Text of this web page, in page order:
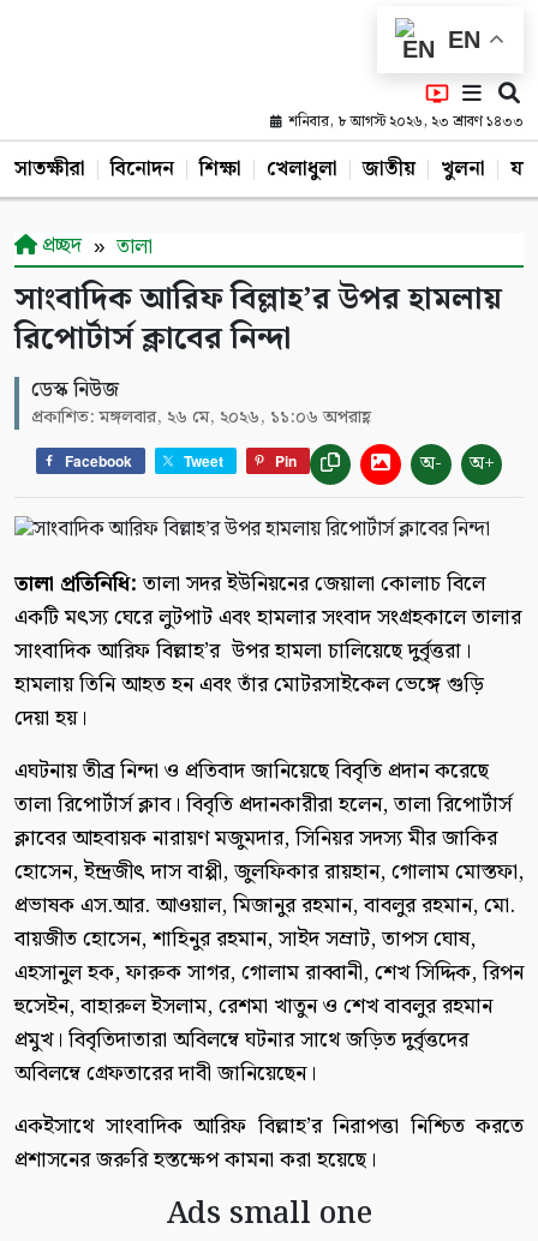
EN
শনিবার, ৮ আগস্ট ২০২৬, ২৩ শ্রাবণ ১৪৩৩
সাতক্ষীরা বিনোদন শিক্ষা খেলাধুলা জাতীয় খুলনা
প্রচ্ছদ তালা
সাংবাদিক আরিফ বিল্লাহ’র উপর হামলায়
রিপোর্টার্স ক্লাবের নিন্দা
ডেস্ক নিউজ
প্রকাশিত: মঙ্গলবার, ২৬ মে, ২০২৬, ১১:০৬ অপরাহ্ণ
Facebook Tweet Pin অ- অ+
তালা প্রতিনিধি:‎তালা সদর ইউনিয়নের জেয়ালা কোলাচ বিলে
একটি মৎস্য ঘেরে লুটপাট এবং হামলার সংবাদ সংগ্রহকালে তালার
সাংবাদিক আরিফ বিল্লাহ’র উপর হামলা চালিয়েছে দুর্বৃত্তরা।
হামলায় তিনি আহত হন এবং তাঁর মোটরসাইকেল ভেঙ্গে গুড়ি
দেয়া হয়।
‎এঘটনায় তীব্র নিন্দা ও প্রতিবাদ জানিয়েছে বিবৃতি প্রদান করেছে
তালা রিপোর্টার্স ক্লাব। বিবৃতি প্রদানকারীরা হলেন, তালা রিপোর্টার্স
ক্লাবের আহবায়ক নারায়ণ মজুমদার, সিনিয়র সদস্য মীর জাকির
হোসেন, ইন্দ্রজীৎ দাস বাপ্পী, জুলফিকার রায়হান, গোলাম মোস্তফা,
প্রভাষক এস.আর. আওয়াল, মিজানুর রহমান, বাবলুর রহমান, মো.
বায়জীত হোসেন, শাহিনুর রহমান, সাইদ সম্রাট, তাপস ঘোষ,
এহসানুল হক, ফারুক সাগর, গোলাম রাব্বানী, শেখ সিদ্দিক, রিপন
হুসেইন, বাহারুল ইসলাম, রেশমা খাতুন ও শেখ বাবলুর রহমান
প্রমুখ। বিবৃতিদাতারা অবিলম্বে ঘটনার সাথে জড়িত দুর্বৃত্তদের
অবিলম্বে গ্রেফতারের দাবী জানিয়েছেন।
একইসাথে সাংবাদিক আরিফ বিল্লাহ’র নিরাপত্তা নিশ্চিত করতে
প্রশাসনের জরুরি হস্তক্ষেপ কামনা করা হয়েছে।
Ads small one